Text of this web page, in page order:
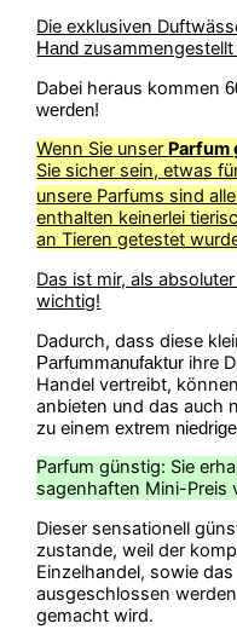
Die exklusiven
Hand
Dabei heraus kommen
werden!
Wenn Sie unser Parfum
Sie sicher sein, etwas
unsere Parfums sind alle
enthalten keinerlei
an Tieren getestet
Das ist mir, als
wichtig!
Dadurch, dass diese
Parfummanufaktur ihre
Handel vertreibt,
anbieten und das auch
zu einemextrem
Parfum günstig: Sie
sagenhaften Mini-Preis
Dieser sensationell
zustande, weil der
Einzelhandel, sowie
ausgeschlossen
gemacht wird.